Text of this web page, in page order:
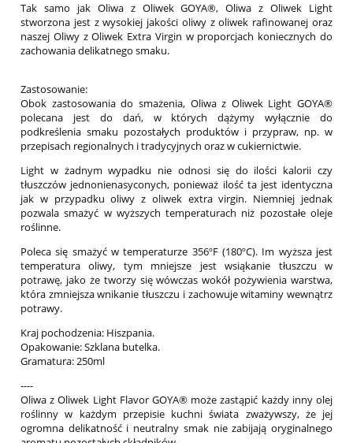
Tak samo jak Oliwa z Oliwek GOYA®, Oliwa z Oliwek Light
stworzona jest z wysokiej jakości oliwy z oliwek rafinowanej oraz
naszej Oliwy z Oliwek Extra Virgin w proporcjach koniecznych do
zachowania delikatnego smaku.
Zastosowanie:
Obok zastosowania do smażenia, Oliwa z Oliwek Light GOYA®
polecana jest do dań, w których dążymy wyłącznie do
podkreślenia smaku pozostałych produktów i przypraw, np. w
przepisach regionalnych i tradycyjnych oraz w cukiernictwie.
Light w żadnym wypadku nie odnosi się do ilości kalorii czy
tłuszczów jednonienasyconych, ponieważ ilość ta jest identyczna
jak w przypadku oliwy z oliwek extra virgin. Niemniej jednak
pozwala smażyć w wyższych temperaturach niż pozostałe oleje
roślinne.
Poleca się smażyć w temperaturze 356ºF (180ºC). Im wyższa jest
temperatura oliwy, tym mniejsze jest wsiąkanie tłuszczu w
potrawę, jako że tworzy się wówczas wokół pożywienia warstwa,
która zmniejsza wnikanie tłuszczu i zachowuje witaminy wewnątrz
potrawy.
Kraj pochodzenia: Hiszpania.
Opakowanie: Szklana butelka.
Gramatura: 250ml
----
Oliwa z Oliwek Light Flavor GOYA® może zastąpić każdy inny olej
roślinny w każdym przepisie kuchni świata zważywszy, że jej
ogromna delikatność i neutralny smak nie zabijają oryginalnego